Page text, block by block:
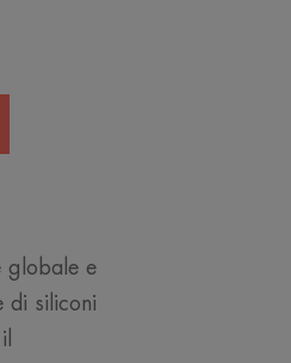
globale e
di siliconi